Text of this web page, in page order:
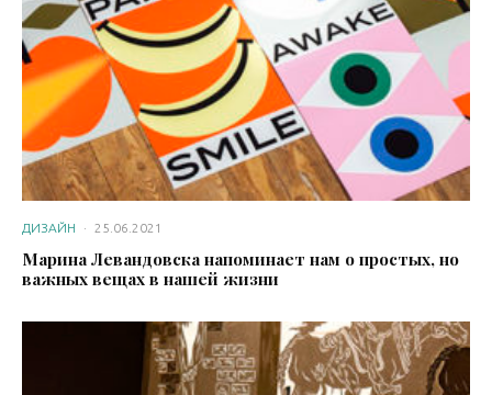
ДИЗАЙН · 25.06.2021
Марина Левандовска напоминает нам о простых, но
важных вещах в нашей жизни